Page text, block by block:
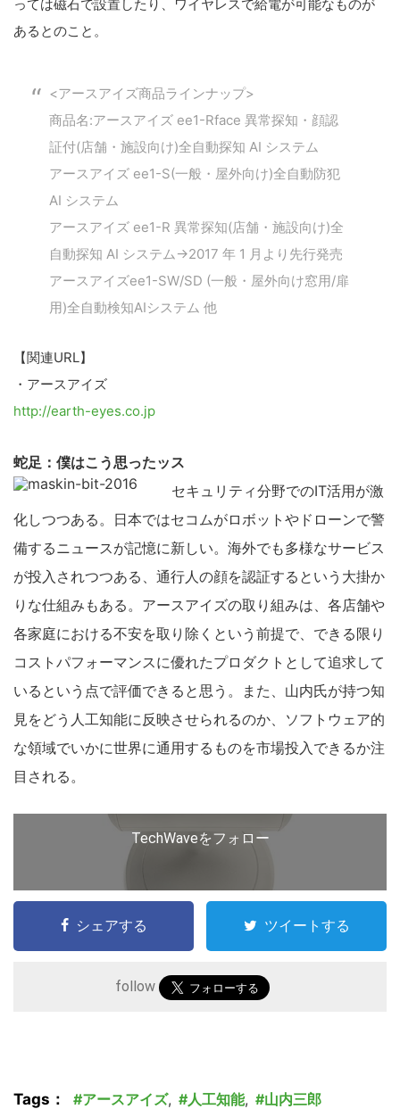
っては磁石で設置したり、ワイヤレスで給電が可能なものが
あるとのこと。
<アースアイズ商品ラインナップ>
商品名:アースアイズ ee1-Rface 異常探知・顔認
証付(店舗・施設向け)全自動探知 AI システム
アースアイズ ee1-S(一般・屋外向け)全自動防犯
AI システム
アースアイズ ee1-R 異常探知(店舗・施設向け)全
自動探知 AI システム→2017 年 1 月より先行発売
アースアイズee1-SW/SD (一般・屋外向け窓用/扉
用)全自動検知AIシステム 他
【関連URL】
・アースアイズ
http://earth-eyes.co.jp
蛇足：僕はこう思ったッス
セキュリティ分野でのIT活用が激
化しつつある。日本ではセコムがロボットやドローンで警
備するニュースが記憶に新しい。海外でも多様なサービス
が投入されつつある、通行人の顔を認証するという大掛か
りな仕組みもある。アースアイズの取り組みは、各店舗や
各家庭における不安を取り除くという前提で、できる限り
コストパフォーマンスに優れたプロダクトとして追求して
いるという点で評価できると思う。また、山内氏が持つ知
見をどう人工知能に反映させられるのか、ソフトウェア的
な領域でいかに世界に通用するものを市場投入できるか注
目される。
TechWaveをフォロー
シェアする ツイートする
follow
Tags： アースアイズ, 人工知能, 山内三郎
イ
検
す